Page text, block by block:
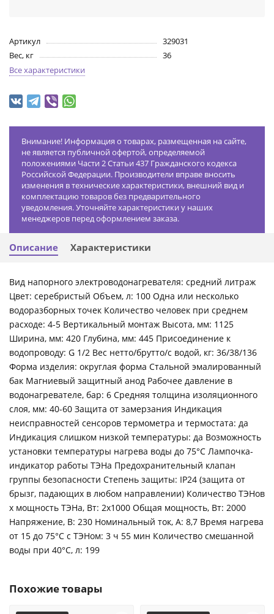
Артикул
329031
Вес, кг
36
Все характеристики
Внимание! Информация о товарах, размещенная на сайте,
не является публичной офертой, определяемой
положениями Части 2 Статьи 437 Гражданского кодекса
Российской Федерации. Производители вправе вносить
изменения в технические характеристики, внешний вид и
комплектацию товаров без предварительного
уведомления. Уточняйте характеристики у наших
менеджеров перед оформлением заказа.
Описание Характеристики
Вид напорного электроводонагревателя: средний литраж
Цвет: серебристый Объем, л: 100 Одна или несколько
водоразборных точек Количество человек при среднем
расходе: 4-5 Вертикальный монтаж Высота, мм: 1125
Ширина, мм: 420 Глубина, мм: 445 Присоединение к
водопроводу: G 1/2 Вес нетто/брутто/с водой, кг: 36/38/136
Форма изделия: округлая форма Стальной эмалированный
бак Магниевый защитный анод Рабочее давление в
водонагревателе, бар: 6 Средняя толщина изоляционного
слоя, мм: 40-60 Защита от замерзания Индикация
неисправностей сенсоров термометра и термостата: да
Индикация слишком низкой температуры: да Возможность
установки температуры нагрева воды до 75°С Лампочка-
индикатор работы ТЭНа Предохранительный клапан
группы безопасности Степень защиты: IP24 (защита от
брызг, падающих в любом направлении) Количество ТЭНов
х мощность ТЭНа, Вт: 2х1000 Общая мощность, Вт: 2000
Напряжение, В: 230 Номинальный ток, А: 8,7 Время нагрева
от 15 до 75°С с ТЭНом: 3 ч 55 мин Количество смешанной
воды при 40°С, л: 199
Похожие товары